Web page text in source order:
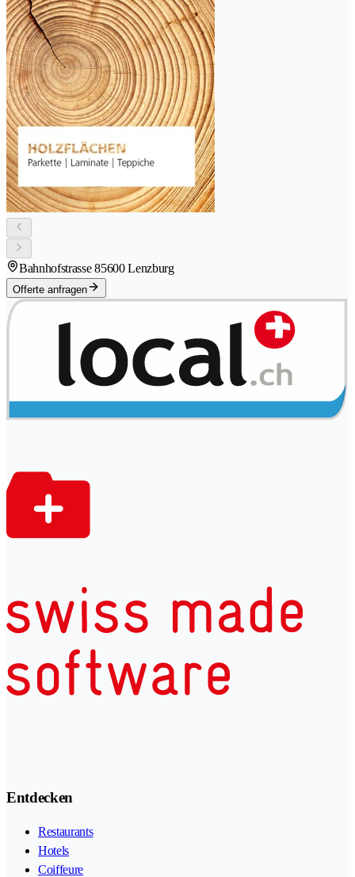
Bahnhofstrasse 85600 Lenzburg
Offerte anfragen
Entdecken
Restaurants
Hotels
Coiffeure